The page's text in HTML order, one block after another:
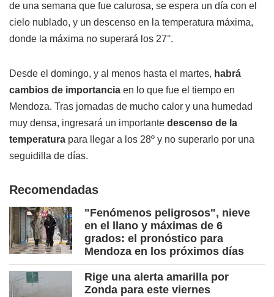
de una semana que fue calurosa, se espera un día con el
cielo nublado, y un descenso en la temperatura máxima,
donde la máxima no superará los 27°.
Desde el domingo, y al menos hasta el martes, habrá
cambios de importancia en lo que fue el tiempo en
Mendoza. Tras jornadas de mucho calor y una humedad
muy densa, ingresará un importante descenso de la
temperatura para llegar a los 28º y no superarlo por una
seguidilla de días.
Recomendadas
"Fenómenos peligrosos", nieve
en el llano y máximas de 6
grados: el pronóstico para
Mendoza en los próximos días
Rige una alerta amarilla por
Zonda para este viernes